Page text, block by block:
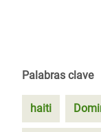
Palabras clave
haiti